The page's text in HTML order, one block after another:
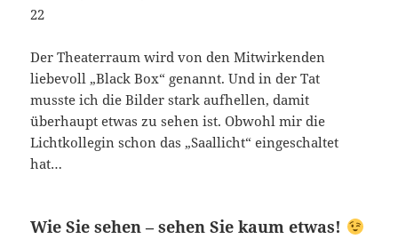
22
Der Theaterraum wird von den Mitwirkenden
liebevoll „Black Box“ genannt. Und in der Tat
musste ich die Bilder stark aufhellen, damit
überhaupt etwas zu sehen ist. Obwohl mir die
Lichtkollegin schon das „Saallicht“ eingeschaltet
hat…
Wie Sie sehen – sehen Sie kaum etwas!